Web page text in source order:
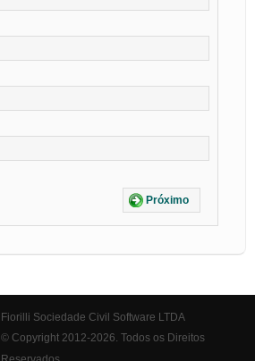
Próximo
Fiorilli Sociedade Civil Software LTDA
© Copyright 2012-2026. Todos os Direitos